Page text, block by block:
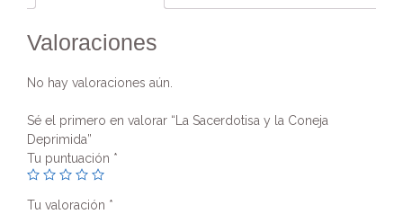
Valoraciones
No hay valoraciones aún.
Sé el primero en valorar “La Sacerdotisa y la Coneja
Deprimida”
Tu puntuación *
Tu valoración *